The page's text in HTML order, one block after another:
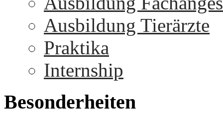
Ausbildung Tierärzte
Praktika
Internship
Besonderheiten